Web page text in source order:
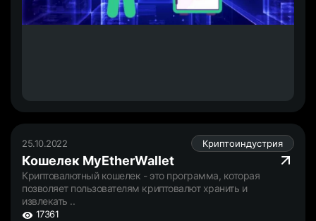
25.10.2022 Криптоиндустрия
Кошелек MyEtherWallet
Криптовалютный кошелек - это программа, которая
позволяет пользователям криптовалют хранить и
извлекать ..
17361